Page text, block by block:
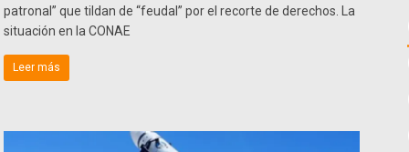
patronal” que tildan de “feudal” por el recorte de derechos. La
situación en la CONAE
Leer más